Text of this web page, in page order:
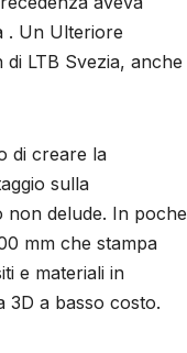
. Un Ulteriore
LTB Svezia, anche
di creare la
sulla
delude. In poche
mm che stampa
e materiali in
3D a basso costo.